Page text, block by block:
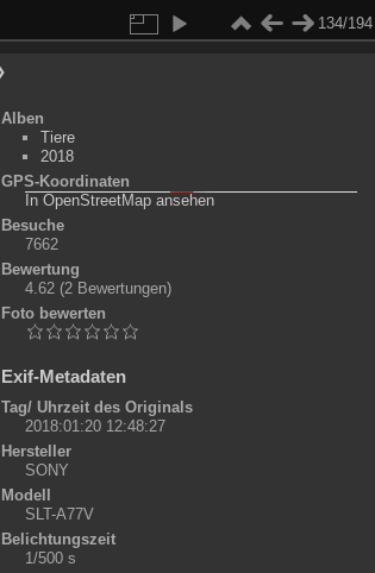
134/194
Alben
Tiere
2018
GPS-Koordinaten
+
-
©
In OpenStreetMap ansehen
Besuche
7662
Bewertung
4.62 (2 Bewertungen)
Foto bewerten
Exif-Metadaten
Tag/ Uhrzeit des Originals
2018:01:20 12:48:27
Hersteller
SONY
Modell
SLT-A77V
Belichtungszeit
1/500 s